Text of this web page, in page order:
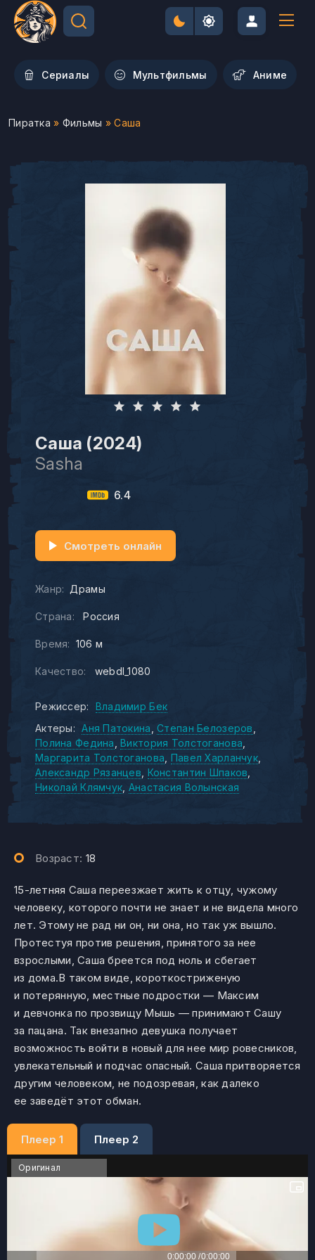
Сериалы Мультфильмы Aниме
Пиратка » Фильмы » Саша
Саша (2024)
Sasha
6.4
Жанр: Драмы
Страна: Россия
Время: 106 м
Качество: webdl_1080
Смотреть онлайн
Режиссер:
Владимир Бек
Актеры:
Аня Патокина
Степан Белозеров
Полина Федина
Виктория Толстоганова
Маргарита Толстоганова Павел Харланчук
Александр Рязанцев Константин Шпаков
Николай Клямчук Анастасия Волынская
Возраст: 18
15-летняя Саша переезжает жить к отцу, чужому
человеку, которого почти не знает и не видела много
лет. Этому не рад ни он, ни она, но так уж вышло.
Протестуя против решения, принятого за нее
взрослыми, Саша бреется под ноль и сбегает
из дома.В таком виде, короткостриженую
и потерянную, местные подростки — Максим
и девчонка по прозвищу Мышь — принимают Сашу
за пацана. Так внезапно девушка получает
возможность войти в новый для нее мир ровесников,
увлекательный и подчас опасный. Саша притворяется
другим человеком, не подозревая, как далеко
ее заведёт этот обман.
Плеер 1 Плеер 2
Оригинал